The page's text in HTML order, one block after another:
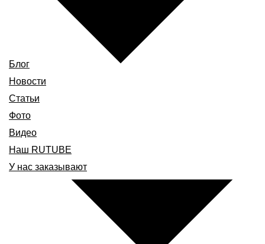
Блог
Новости
Статьи
Фото
Видео
Наш RUTUBE
У нас заказывают